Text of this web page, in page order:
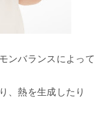
ンバランスによって
、熱を生成したり